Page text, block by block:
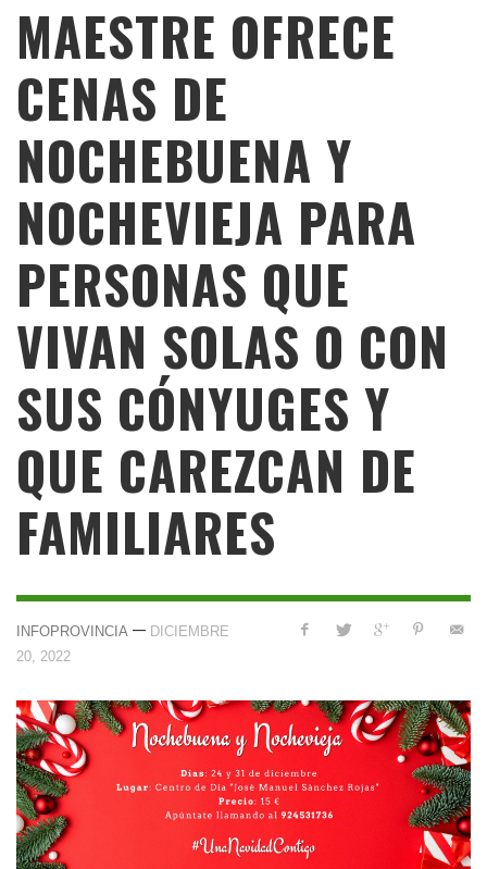
MAESTRE OFRECE
CENAS DE
NOCHEBUENA Y
NOCHEVIEJA PARA
PERSONAS QUE
VIVAN SOLAS O CON
SUS CÓNYUGES Y
QUE CAREZCAN DE
FAMILIARES
INFOPROVINCIA — DICIEMBRE
20, 2022